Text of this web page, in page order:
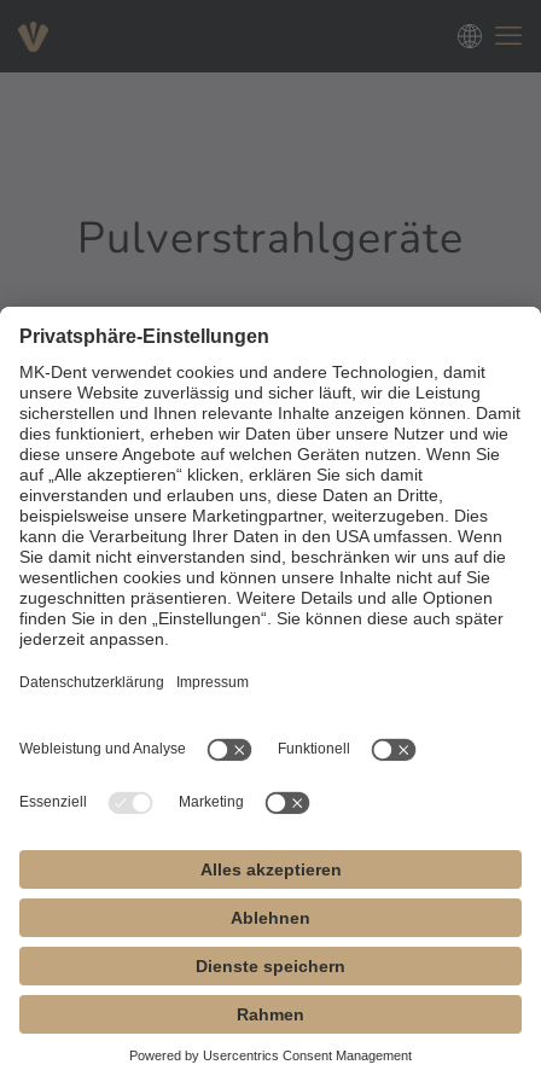
Pulverstrahlgeräte
0